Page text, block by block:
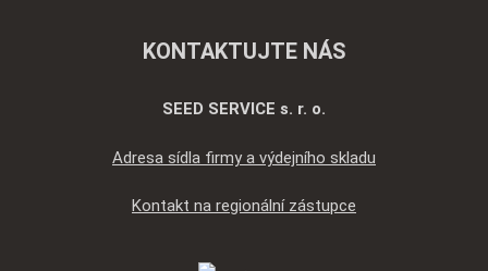
KONTAKTUJTE NÁS
SEED SERVICE s. r. o.
Adresa sídla firmy a výdejního skladu
Kontakt na regionální zástupce